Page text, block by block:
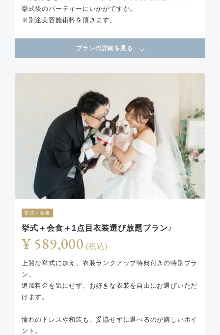
挙式後のパーティーにいかがですか。
※別途美容施術料を頂きます。
プランの詳細を見る
挙式＋会食
挙式＋会食＋1点目衣装選び放題プラン♪
¥ 589,000 (税込)
上質な挙式に加え、衣装ランクアップ特典付きの特別プラ
ン。
追加料金を気にせず、お好きな衣装を自由にお選びいただ
けます。
憧れのドレスや和装も、妥協せずに選べるのが嬉しいポイ
ント。